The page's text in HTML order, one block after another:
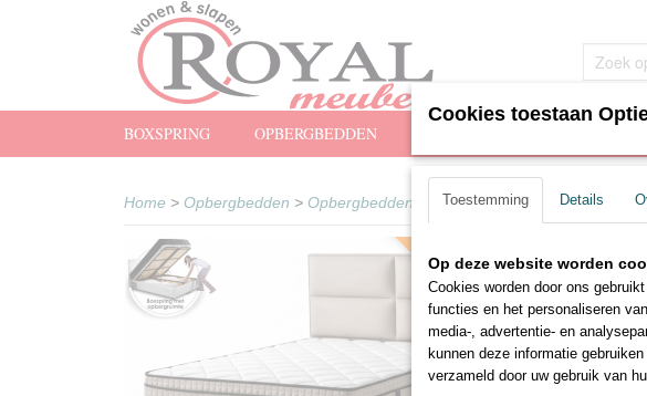
BOXSPRING OPBERGBEDDEN
Home > Opbergbedden > Opbergbedden Met Matras>Boxspring Bouclé
Snel leverbaar
-
€ 1450,00
Cookies toestaan
Toestemming Details
Op deze website worden
Cookies worden door ons
functies en het personaliseren
media-, advertentie- en
kunnen deze informatie
verzameld door uw gebruik van